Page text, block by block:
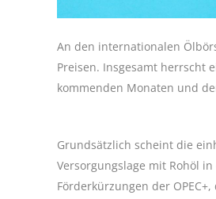
An den internationalen
Preisen. Insgesamt herrscht
kommenden Monaten und
Grundsätzlich scheint die
Versorgungslage mit Rohöl
Förderkürzungen der